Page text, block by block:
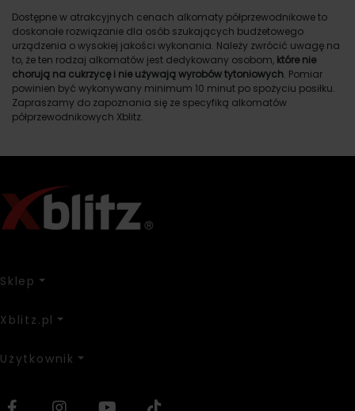
Dostępne w atrakcyjnych cenach alkomaty półprzewodnikowe to
doskonałe rozwiązanie dla osób szukających budżetowego
urządzenia o wysokiej jakości wykonania. Należy zwrócić uwagę na
to, że ten rodzaj alkomatów jest dedykowany osobom, które nie
chorują na cukrzycę i nie używają wyrobów tytoniowych. Pomiar
powinien być wykonywany minimum 10 minut po spożyciu posiłku.
Zapraszamy do zapoznania się ze specyfiką alkomatów
półprzewodnikowych Xblitz.
Sklep
Xblitz.pl
Użytkownik